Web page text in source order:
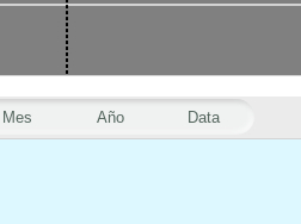
Mes Año Data